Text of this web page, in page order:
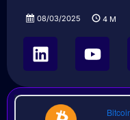
08/03/2025 4 M